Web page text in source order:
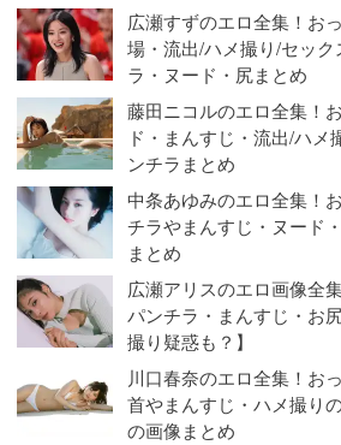
広瀬すずのエロ全集！お
場・流出/ハメ撮り/セッ
ラ・ヌード・尻まとめ
藤田ニコルのエロ全集！
ド・まんすじ・流出/ハ
ンチラまとめ
中条あゆみのエロ全集！
チラやまんすじ・ヌード
まとめ
広瀬アリスのエロ画像全
パンチラ・まんすじ・お
撮り疑惑も？】
川口春奈のエロ全集！お
首やまんすじ・ハメ撮り
の画像まとめ